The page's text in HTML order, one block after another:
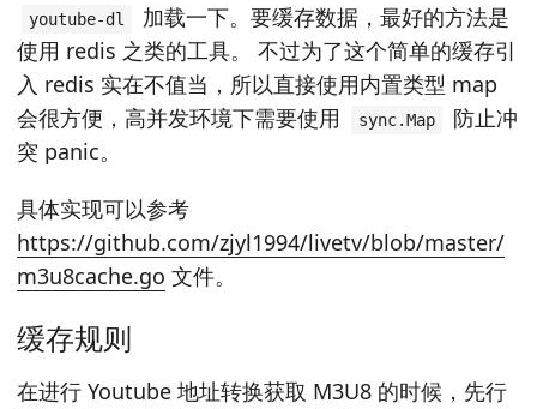
youtube-dl
加载一下。要缓存数据，最好的方法是
使用 redis 之类的工具。 不过为了这个简单的缓存引
入 redis 实在不值当，所以直接使用内置类型 map
会很方便，高并发环境下需要使用
sync.Map
防止冲
突 panic。
具体实现可以参考
https://github.com/zjyl1994/livetv/blob/master/
m3u8cache.go 文件。
缓存规则
在进行 Youtube 地址转换获取 M3U8 的时候，先行